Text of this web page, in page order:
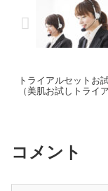
トライアルセットお
（美肌お試しトライア
コメント